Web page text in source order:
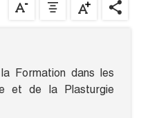
Formation dans les
et de la Plasturgie